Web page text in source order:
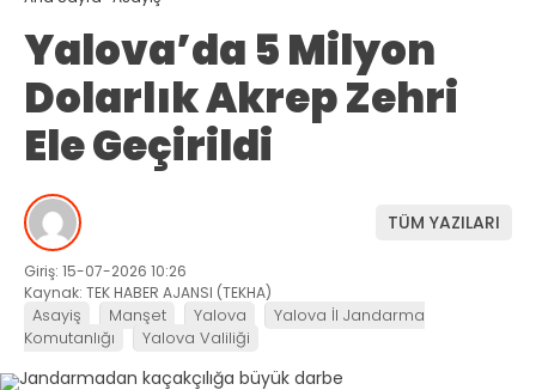
Yalova’da 5 Milyon
Dolarlık Akrep Zehri
Ele Geçirildi
TÜM YAZILARI
Giriş: 15-07-2026 10:26
Kaynak: TEK HABER AJANSI (TEKHA)
Asayiş Manşet Yalova
Yalova İl Jandarma
Komutanlığı
Yalova Valiliği